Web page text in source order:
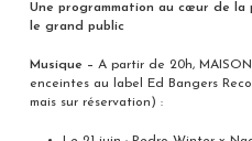
Une programmation au cœur de la
le grand public
Musique – A partir de 20h,
enceintes au label Ed Bangers
mais sur réservation) :